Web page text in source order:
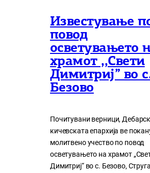
Известување
повод
осветувањето
храмот ,,Свети
Димитриј” во
Безово
Почитувани верници,
кичевската епархија ве
молитвено учество по повод
осветувањето на храмот
Димитриј“ во с. Безово,